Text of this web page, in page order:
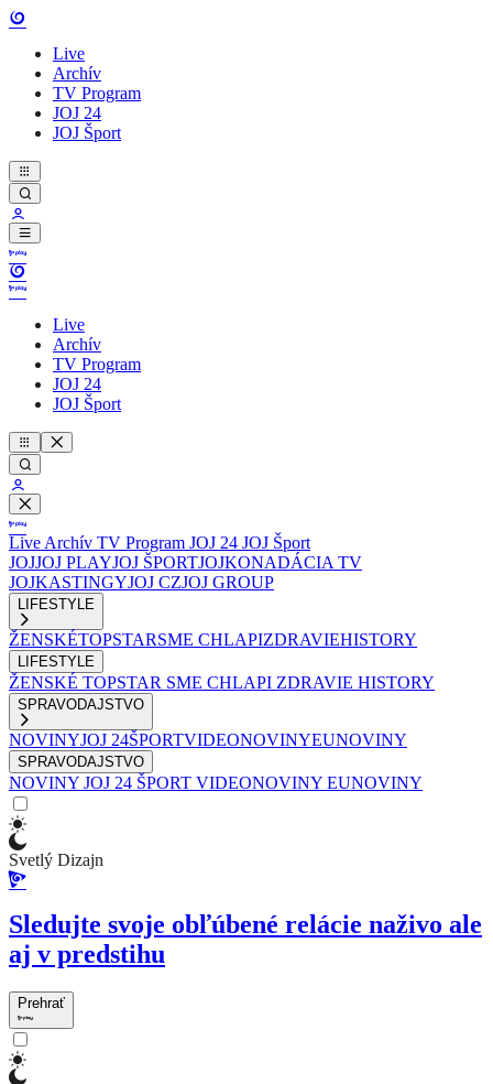
Live
Archív
TV Program
JOJ 24
JOJ Šport
Live
Archív
TV Program
JOJ 24
JOJ Šport
Live Archív TV Program JOJ 24 JOJ Šport
JOJJOJ PLAYJOJ ŠPORTJOJKONADÁCIA TV
JOJKASTINGYJOJ CZJOJ GROUP
LIFESTYLE
ŽENSKÉTOPSTARSME CHLAPIZDRAVIEHISTORY
LIFESTYLE
ŽENSKÉ TOPSTAR SME CHLAPI ZDRAVIE HISTORY
SPRAVODAJSTVO
NOVINYJOJ 24ŠPORTVIDEONOVINYEUNOVINY
SPRAVODAJSTVO
NOVINY JOJ 24 ŠPORT VIDEONOVINY EUNOVINY
Svetlý Dizajn
Sledujte svoje obľúbené relácie naživo ale
aj v predstihu
Prehrať